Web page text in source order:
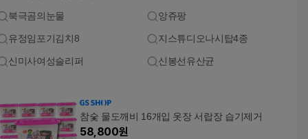
북극곰의눈물 앙쥬팡
유정임포기김치8 지스튜디오나시탑4종
신미사여성슬리퍼 신봉선유산균
참숯 물도깨비 16개입 옷장 서랍장 습기제거
58,800원